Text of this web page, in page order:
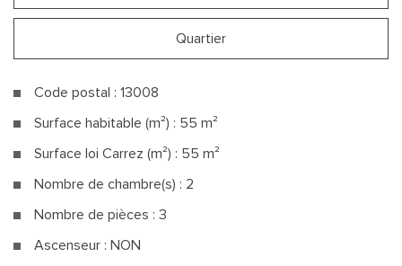
Quartier
Code postal : 13008
Surface habitable (m²) : 55 m²
Surface loi Carrez (m²) : 55 m²
Nombre de chambre(s) : 2
Nombre de pièces : 3
Ascenseur : NON